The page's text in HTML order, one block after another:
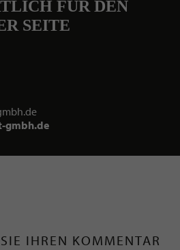
FÜR DEN
SEITE
gmbh.de
IHREN KOMMENTAR